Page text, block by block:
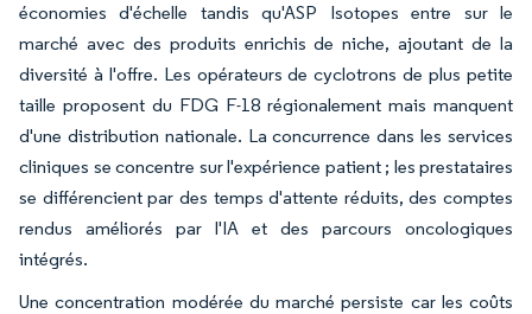
économies d'échelle tandis qu'ASP Isotopes entre sur le
marché avec des produits enrichis de niche, ajoutant de la
diversité à l'offre. Les opérateurs de cyclotrons de plus petite
taille proposent du FDG F-18 régionalement mais manquent
d'une distribution nationale. La concurrence dans les services
cliniques se concentre sur l'expérience patient ; les prestataires
se différencient par des temps d'attente réduits, des comptes
rendus améliorés par l'IA et des parcours oncologiques
intégrés.
Une concentration modérée du marché persiste car les coûts